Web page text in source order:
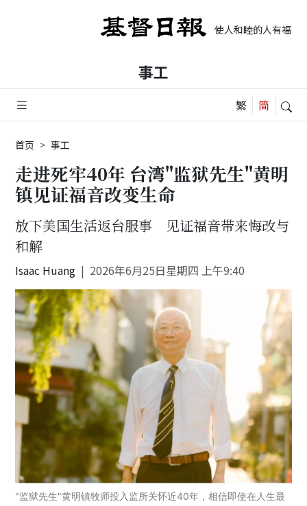
使人和睦的人有福了
事工
首页 事工
走进死牢40年 台湾"监狱先生"黄明
镇见证福音改变生命
放下美国生活返台服事 见证福音带来悔改与
和解
Isaac Huang 2026年6月25日星期四 上午9:40
"监狱先生"黄明镇牧师投入监所关怀近40年，相信即使在人生最